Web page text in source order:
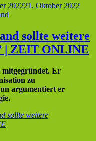
202221. Oktober 2022
sollte weitere
| ZEIT ONLINE
mitgegründet. Er
zu
argumentiert er
sollte weitere